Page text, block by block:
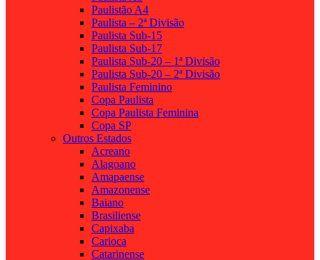
Paulistão A4
Paulista – 2ª Divisão
Paulista Sub-15
Paulista Sub-17
Paulista Sub-20 – 1ª Divisão
Paulista Sub-20 – 2ª Divisão
Paulista Feminino
Copa Paulista
Copa Paulista Feminina
Copa SP
Outros Estados
Acreano
Alagoano
Amapaense
Amazonense
Baiano
Brasiliense
Capixaba
Carioca
Catarinense